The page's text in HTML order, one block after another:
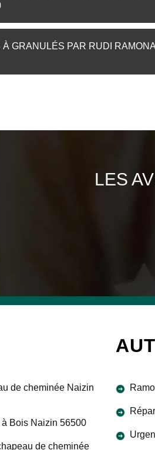
GRANULÉS PAR RUDI
LES
de cheminée Naizin
Bois Naizin 56500
de cheminée